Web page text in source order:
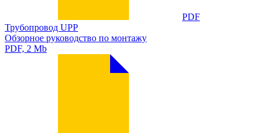
PDF
Трубопровод UPP
Обзорное руководство по монтажу
PDF, 2 Mb